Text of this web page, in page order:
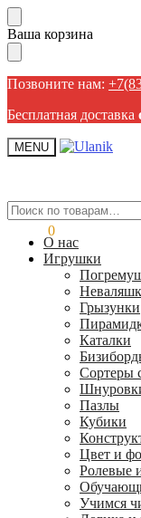
Пропустить
навигацию
Перейти
к
содержанию
Ваша корзина
Позвоните нам:
Бесплатная доставка
MENU
Искать:
0
Искать:
О нас
Игрушки
Грызунки
Каталки
Сортеры
Пазлы
Кубики
Цвет и
Ролевые
Учимся